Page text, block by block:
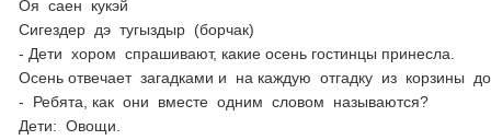
Оя саен кукэй
Сигездер дэ тугыздыр (борчак)
- Дети хором спрашивают, какие осень гостинцы принесла.
Осень отвечает загадками и на каждую отгадку из корзины
- Ребята, как они вместе одним словом называются?
Дети: Овощи.